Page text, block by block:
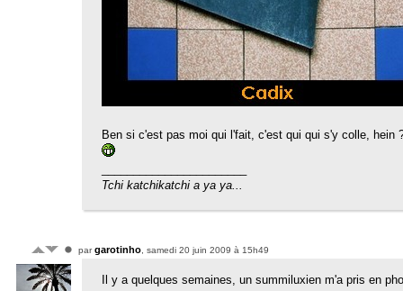
Ben si c'est pas moi qui l'fait, c'est qui qui s'y colle, hein
Tchi katchikatchi a ya ya...
pargarotinho , samedi 20 juin 2009 à 15h49
Il y a quelques semaines, un summiluxien m'a pris en